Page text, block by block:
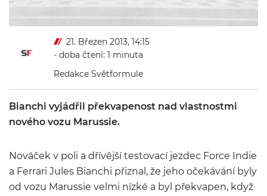
21. Březen 2013, 14:15
- doba čtení: 1 minuta
Redakce Světformule
Bianchi vyjádřil překvapenost nad vlastnostmi
nového vozu Marussie.
Nováček v poli a dřívější testovací jezdec Force Indie
a Ferrari Jules Bianchi přiznal, že jeho očekávání byly
od vozu Marussie velmi nízké a byl překvapen, když